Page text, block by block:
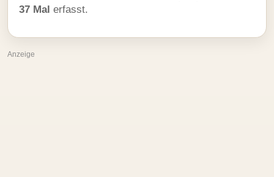
37 Mal erfasst.
Anzeige